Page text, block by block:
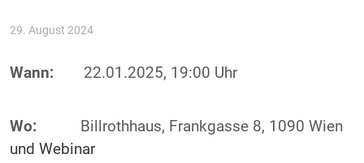
29. August 2024
Wann: 22.01.2025, 19:00 Uhr
Wo:
Billrothhaus, Frankgasse 8, 1090 Wien
und Webinar